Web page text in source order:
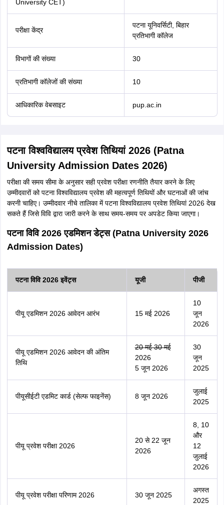
University CET)
परीक्षा केंद्र
पटना यूनिवर्सिटी, बिहार
प्रतिभागी कॉलेज
विभागों की संख्या 30
प्रतिभागी कॉलेजों की संख्या 10
आधिकारिक वेबसाइट pup.ac.in
पटना विश्वविद्यालय प्रवेश तिथियां 2026 (Patna
University Admission Dates 2026)
परीक्षा की समय सीमा के अनुसार सही प्रवेश परीक्षा रणनीति तैयार करने के लिए
उम्मीदवारों को पटना विश्वविद्यालय प्रवेश की महत्वपूर्ण तिथियों और घटनाओं की जांच
करनी चाहिए। उम्मीदवार नीचे तालिका में पटना विश्वविद्यालय प्रवेश तिथियां 2026 देख
सकते हैं जिसे विवि द्वारा जारी करने के साथ समय-समय पर अपडेट किया जाएगा।
पटना विवि 2026 एडमिशन डेट्स (Patna University 2026
Admission Dates)
पटना विवि 2026 इवेंट्स यूजी पीजी
पीयू एडमिशन 2026 आवेदन आरंभ 15 मई 2026
10
जून
2026
पीयू एडमिशन 2026 आवेदन की अंतिम
तिथि
20 मई 30 मई
2026
5 जून 2026
30
जून
2025
पीयूसीईटी एडमिट कार्ड (सेल्फ फाइनेंस) 8 जून 2026
जुलाई
2025
पीयू प्रवेश परीक्षा 2026
20 से 22 जून
2026
8, 10
और
12
जुलाई
2026
पीयू प्रवेश परीक्षा परिणाम 2026 30 जून 2025
अगस्त
2025